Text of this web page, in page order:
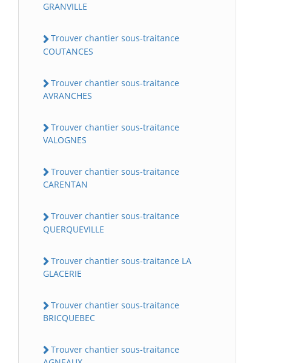
GRANVILLE
Trouver chantier sous-traitance
COUTANCES
Trouver chantier sous-traitance
AVRANCHES
Trouver chantier sous-traitance
VALOGNES
Trouver chantier sous-traitance
CARENTAN
Trouver chantier sous-traitance
QUERQUEVILLE
Trouver chantier sous-traitance LA
GLACERIE
Trouver chantier sous-traitance
BRICQUEBEC
Trouver chantier sous-traitance